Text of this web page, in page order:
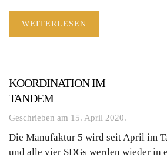
WEITERLESEN
KOORDINATION IM
TANDEM
Geschrieben am 15. April 2020.
Die Manufaktur 5 wird seit April im
und alle vier SDGs werden wieder in